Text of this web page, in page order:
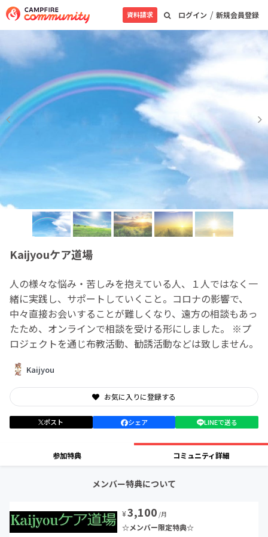
ログイン / 新規会員登録
資料請求
Kaijyouケア道場
人の様々な悩み・苦しみを抱えている人、１人ではなく一
緒に実践し、サポートしていくこと。コロナの影響で、
中々直接お会いすることが難しくなり、遠方の相談もあっ
たため、オンラインで相談を受ける形にしました。 ※プ
ロジェクトを通じ布教活動、勧誘活動などは致しません。
Kaijyou
お気に入りに登録する
ポスト シェア LINEで送る
参加特典 コミュニティ詳細
メンバー特典について
¥3,100 /月
☆メンバー限定特典☆